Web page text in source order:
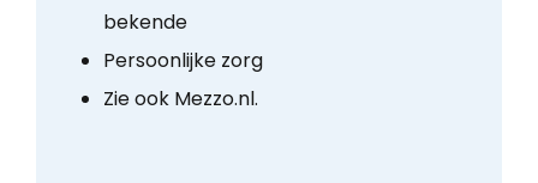
bekende
Persoonlijke zorg
Zie ook Mezzo.nl.